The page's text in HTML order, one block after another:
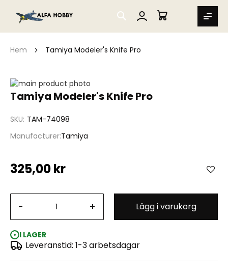
SEARCH
MIN VARUKORG
Hem Tamiya Modeler's Knife Pro
Tamiya Modeler's Knife Pro
SKU TAM-74098
Manufacturer Tamiya
325,00 kr
- + Lägg i varukorg
I LAGER
Leveranstid: 1-3 arbetsdagar
Hoppa
till
bildgalleriet
Tamiya Modeler's Knife Pro
Hoppa
av
bildgalleriet